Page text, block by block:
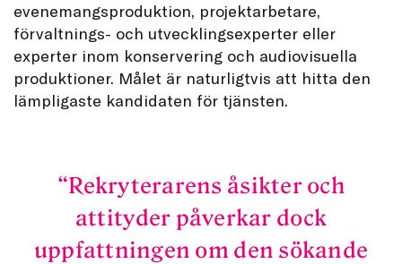
evenemangsproduktion, projektarbetare,
förvaltnings- och utvecklingsexperter eller
experter inom konservering och audiovisuella
produktioner. Målet är naturligtvis att hitta den
lämpligaste kandidaten för tjänsten.
Rekryterarens åsikter och
attityder påverkar dock
uppfattningen om den sökande